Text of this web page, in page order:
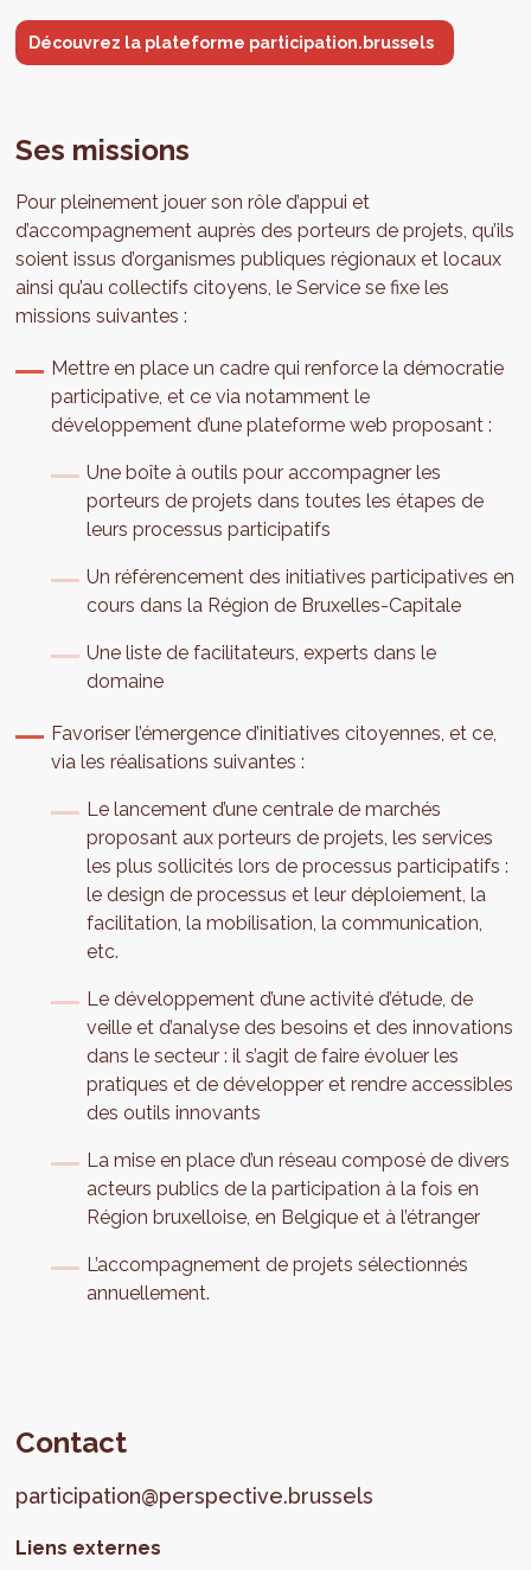
Découvrez la plateforme participation.brussels
Ses missions
Pour pleinement jouer son rôle d’appui et
d’accompagnement auprès des porteurs de projets, qu’ils
soient issus d’organismes publiques régionaux et locaux
ainsi qu’au collectifs citoyens, le Service se fixe les
missions suivantes :
Mettre en place un cadre qui renforce la démocratie
participative, et ce via notamment le
développement d’une plateforme web proposant :
Une boîte à outils pour accompagner les
porteurs de projets dans toutes les étapes de
leurs processus participatifs
Un référencement des initiatives participatives en
cours dans la Région de Bruxelles-Capitale
Une liste de facilitateurs, experts dans le
domaine
Favoriser l’émergence d’initiatives citoyennes, et ce,
via les réalisations suivantes :
Le lancement d’une centrale de marchés
proposant aux porteurs de projets, les services
les plus sollicités lors de processus participatifs :
le design de processus et leur déploiement, la
facilitation, la mobilisation, la communication,
etc.
Le développement d’une activité d’étude, de
veille et d’analyse des besoins et des innovations
dans le secteur : il s’agit de faire évoluer les
pratiques et de développer et rendre accessibles
des outils innovants
La mise en place d’un réseau composé de divers
acteurs publics de la participation à la fois en
Région bruxelloise, en Belgique et à l’étranger
L’accompagnement de projets sélectionnés
annuellement.
Contact
participation@perspective.brussels
Liens externes